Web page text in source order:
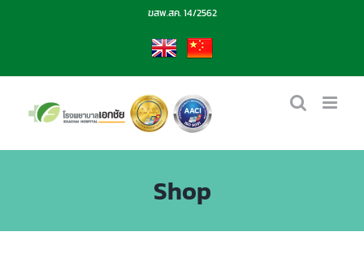
ฆสพ.สค. 14/2562
EN CN
Shop